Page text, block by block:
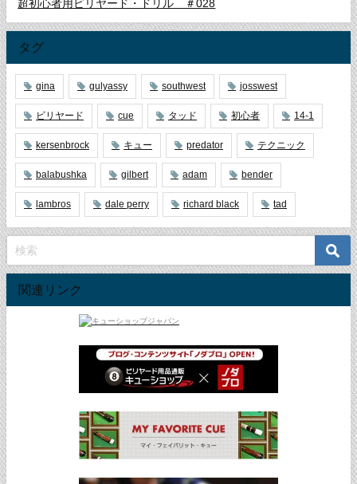
超初心者用ビリヤード・ドリル ＃028
タグ
gina gulyassy southwest josswest
ビリヤード cue タッド 初心者 14-1
kersenbrock キュー predator テクニック
balabushka gilbert adam bender
lambros dale perry richard black tad
関連リンク